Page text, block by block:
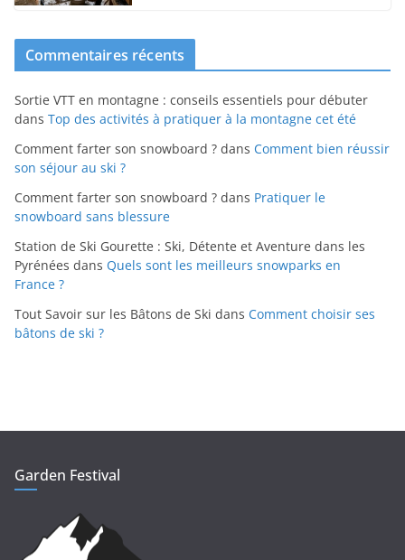
Commentaires récents
Sortie VTT en montagne : conseils essentiels pour débuter
dans Top des activités à pratiquer à la montagne cet été
Comment farter son snowboard ? dans Comment bien réussir
son séjour au ski ?
Comment farter son snowboard ? dans Pratiquer le
snowboard sans blessure
Station de Ski Gourette : Ski, Détente et Aventure dans les
Pyrénées dans Quels sont les meilleurs snowparks en
France ?
Tout Savoir sur les Bâtons de Ski dans Comment choisir ses
bâtons de ski ?
Garden Festival